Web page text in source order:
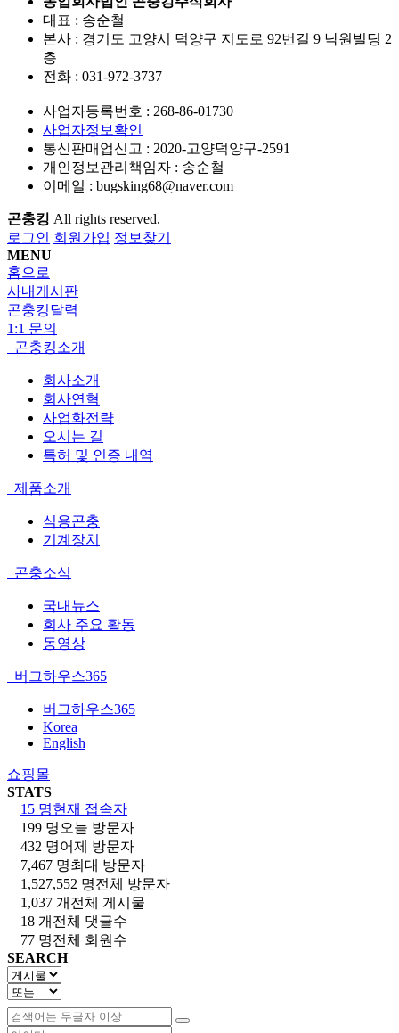
대표 : 송순철
본사 : 경기도 고양시 덕양구 지도로 92번길 9 낙원빌딩 2
층
전화 : 031-972-3737
사업자등록번호 : 268-86-01730
사업자정보확인
통신판매업신고 : 2020-고양덕양구-2591
개인정보관리책임자 : 송순철
이메일 : bugsking68@naver.com
곤충킹 All rights reserved.
로그인 회원가입 정보찾기
MENU
홈으로
사내게시판
곤충킹달력
1:1 문의
곤충킹소개
회사소개
회사연혁
사업화전략
오시는 길
특허 및 인증 내역
제품소개
식용곤충
기계장치
곤충소식
국내뉴스
회사 주요 활동
동영상
버그하우스365
버그하우스365
Korea
English
쇼핑몰
STATS
15 명현재 접속자
199 명 오늘 방문자
432 명어제 방문자
7,467 명최대 방문자
1,527,552 명전체 방문자
1,037 개 전체 게시물
18 개 전체 댓글수
77 명전체 회원수
SEARCH